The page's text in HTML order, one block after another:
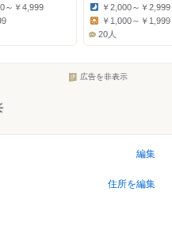
～￥4,999
Dinner:
￥2,000～￥2,999
￥1,000～￥1,999
20人
広告を非表示
編集
住所を編集